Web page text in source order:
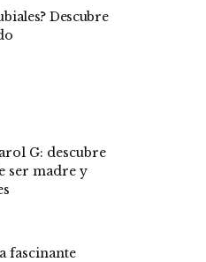
Descubre
G: descubre
ser madre y
fascinante